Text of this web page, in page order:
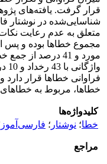
شناسایی‌شده در نوشتار
مورد و 41 درصد
خطا‌‌ها، مربوط به
کلیدواژه‌ها
خطا؛ نوشتار ؛ فارسی‌آموز
مراجع